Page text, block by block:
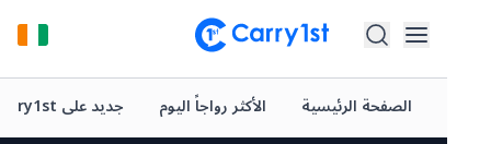
الصفحة الرئيسية الأكثر رواجاً اليوم جديد على Carry1st
شحن فوري وتوصيل
أفضل العروض على ألعابك المفضلة